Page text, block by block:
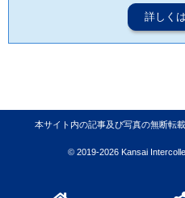
詳しく
本サイト内の記事及び写真の無断転
© 2019-2026 Kansai